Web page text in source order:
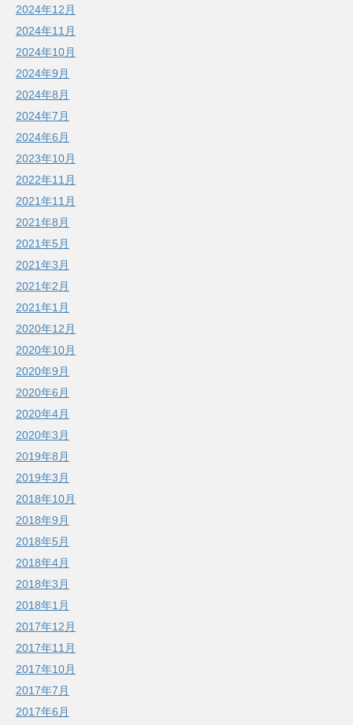
2024年12月
2024年11月
2024年10月
2024年9月
2024年8月
2024年7月
2024年6月
2023年10月
2022年11月
2021年11月
2021年8月
2021年5月
2021年3月
2021年2月
2021年1月
2020年12月
2020年10月
2020年9月
2020年6月
2020年4月
2020年3月
2019年8月
2019年3月
2018年10月
2018年9月
2018年5月
2018年4月
2018年3月
2018年1月
2017年12月
2017年11月
2017年10月
2017年7月
2017年6月